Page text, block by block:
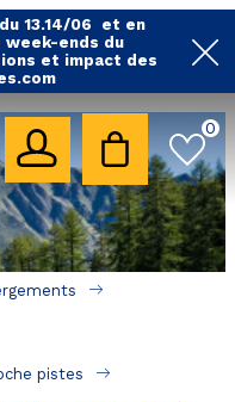
13.14/06 et en
week-ends du
et impact des
0
piscine
qualité
mécaniques ( VTT,
pistes